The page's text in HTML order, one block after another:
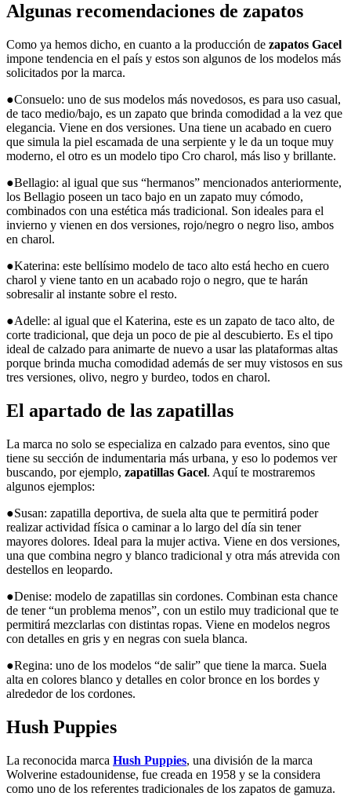
Algunas recomendaciones de zapatos
Como ya hemos dicho, en cuanto a la producción de zapatos Gacel
impone tendencia en el país y estos son algunos de los modelos más
solicitados por la marca.
●Consuelo: uno de sus modelos más novedosos, es para uso casual,
de taco medio/bajo, es un zapato que brinda comodidad a la vez que
elegancia. Viene en dos versiones. Una tiene un acabado en cuero
que simula la piel escamada de una serpiente y le da un toque muy
moderno, el otro es un modelo tipo Cro charol, más liso y brillante.
●Bellagio: al igual que sus “hermanos” mencionados anteriormente,
los Bellagio poseen un taco bajo en un zapato muy cómodo,
combinados con una estética más tradicional. Son ideales para el
invierno y vienen en dos versiones, rojo/negro o negro liso, ambos
en charol.
●Katerina: este bellísimo modelo de taco alto está hecho en cuero
charol y viene tanto en un acabado rojo o negro, que te harán
sobresalir al instante sobre el resto.
●Adelle: al igual que el Katerina, este es un zapato de taco alto, de
corte tradicional, que deja un poco de pie al descubierto. Es el tipo
ideal de calzado para animarte de nuevo a usar las plataformas altas
porque brinda mucha comodidad además de ser muy vistosos en sus
tres versiones, olivo, negro y burdeo, todos en charol.
El apartado de las zapatillas
La marca no solo se especializa en calzado para eventos, sino que
tiene su sección de indumentaria más urbana, y eso lo podemos ver
buscando, por ejemplo, zapatillas Gacel. Aquí te mostraremos
algunos ejemplos:
●Susan: zapatilla deportiva, de suela alta que te permitirá poder
realizar actividad física o caminar a lo largo del día sin tener
mayores dolores. Ideal para la mujer activa. Viene en dos versiones,
una que combina negro y blanco tradicional y otra más atrevida con
destellos en leopardo.
●Denise: modelo de zapatillas sin cordones. Combinan esta chance
de tener “un problema menos”, con un estilo muy tradicional que te
permitirá mezclarlas con distintas ropas. Viene en modelos negros
con detalles en gris y en negras con suela blanca.
●Regina: uno de los modelos “de salir” que tiene la marca. Suela
alta en colores blanco y detalles en color bronce en los bordes y
alrededor de los cordones.
Hush Puppies
La reconocida marca Hush Puppies, una división de la marca
Wolverine estadounidense, fue creada en 1958 y se la considera
como uno de los referentes tradicionales de los zapatos de gamuza.